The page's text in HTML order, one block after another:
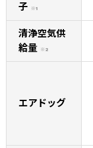
子
※1
清浄空気供
給量
※2
エアドッグ